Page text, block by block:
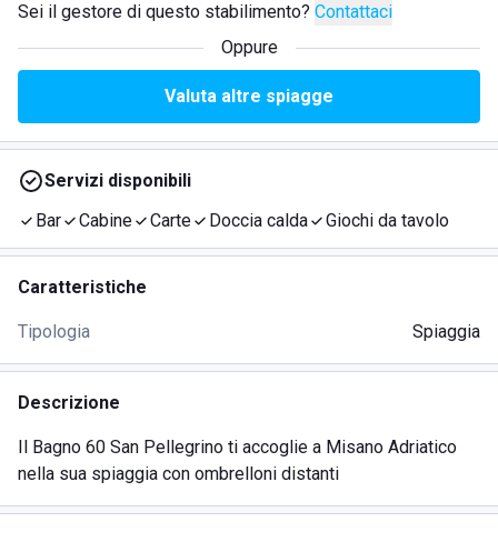
Sei il gestore di questo stabilimento? Contattaci
Oppure
Valuta altre spiagge
Servizi disponibili
Bar
Cabine Carte Doccia calda Giochi da tavolo
Caratteristiche
Tipologia Spiaggia
Descrizione
Il Bagno 60 San Pellegrino ti accoglie a Misano Adriatico
nella sua spiaggia con ombrelloni distanti